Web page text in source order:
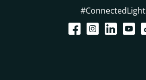
#ConnectedLight